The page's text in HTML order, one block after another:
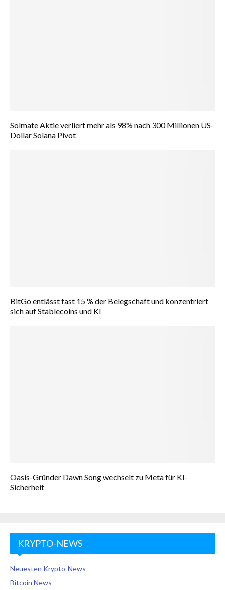
Solmate Aktie verliert mehr als 98% nach 300 Millionen US-
Dollar Solana Pivot
BitGo entlässt fast 15 % der Belegschaft und konzentriert
sich auf Stablecoins und KI
Oasis-Gründer Dawn Song wechselt zu Meta für KI-
Sicherheit
KRYPTO-NEWS
Neuesten Krypto-News
Bitcoin News